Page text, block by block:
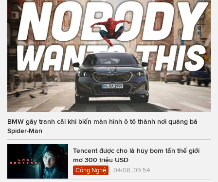
BMW gây tranh cãi khi biến màn hình ô tô thành nơi quảng bá
Spider-Man
Tencent được cho là hủy bom tấn thế giới
mở 300 triệu USD
Công Nghệ 04/08, 09:54